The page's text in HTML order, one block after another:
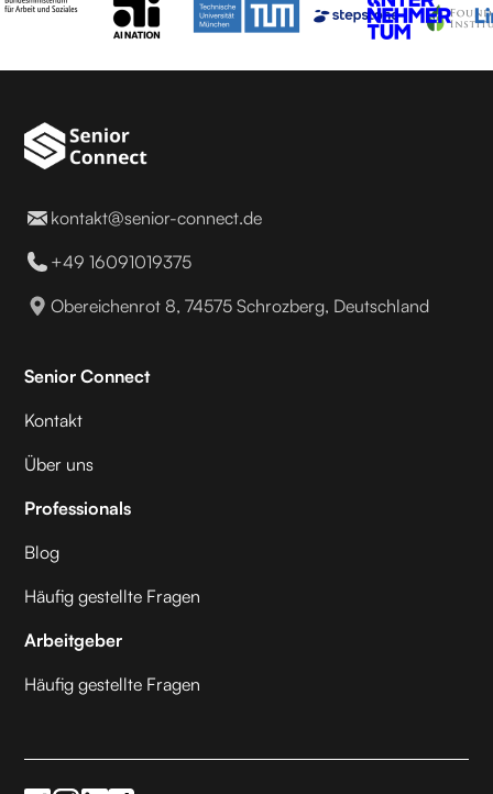
kontakt@senior-connect.de
+49 16091019375
Obereichenrot 8, 74575 Schrozberg, Deutschland
Senior Connect
Kontakt
Über uns
Professionals
Blog
Häufig gestellte Fragen
Arbeitgeber
Häufig gestellte Fragen